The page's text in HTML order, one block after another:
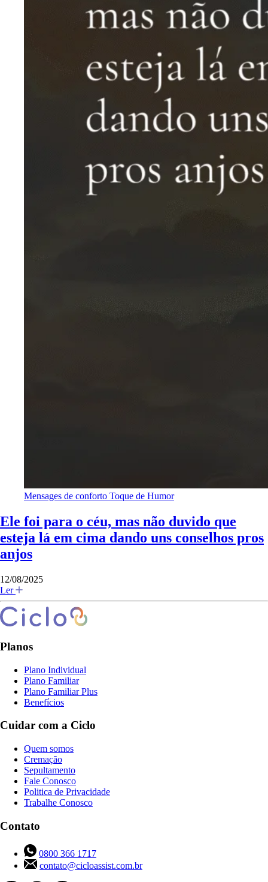
Mensages de conforto Toque de Humor
Ele foi para o céu, mas não duvido que
esteja lá em cima dando uns conselhos pros
anjos
12/08/2025
Ler
Planos
Plano Individual
Plano Familiar
Plano Familiar Plus
Benefícios
Cuidar com a Ciclo
Quem somos
Cremação
Sepultamento
Fale Conosco
Politica de Privacidade
Trabalhe Conosco
Contato
0800 366 1717
contato@cicloassist.com.br